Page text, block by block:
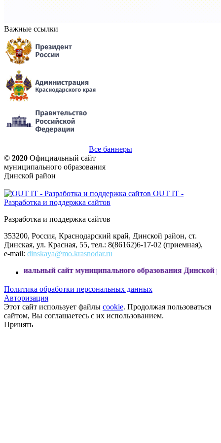
Важные ссылки
Все баннеры
© 2020 Официальный сайт
муниципального образования
Динской район
OUT IT -
Разработка и поддержка сайтов
Разработка и поддержка сайтов
353200, Россия, Краснодарский край, Динской район, ст.
Динская, ул. Красная, 55, тел.: 8(86162)6-17-02 (приемная),
e-mail: dinskaya@mo.krasnodar.ru
сайт муниципального образования Динской район
Политика обработки персональных данных
Авторизация
Этот сайт использует файлы cookie. Продолжая пользоваться
сайтом, Вы соглашаетесь с их использованием.
Принять